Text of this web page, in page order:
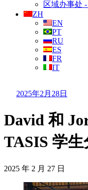
区域办事处 -
ZH
EN
PT
RU
ES
FR
IT
2025年2月28日
David 和
TASIS 学
2025 年 2 月 27 日